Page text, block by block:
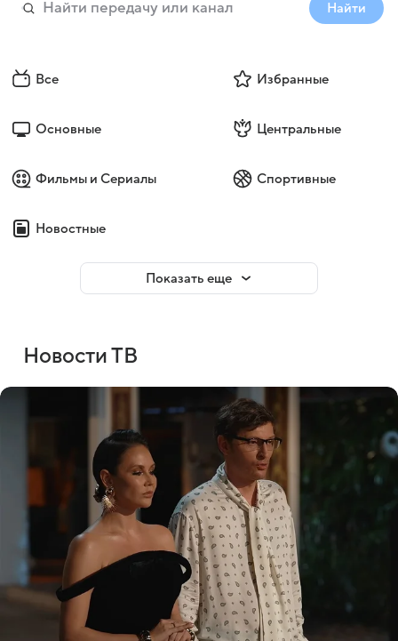
Найти
Все Избранные
Основные Центральные
Фильмы и Сериалы Спортивные
Новостные
Показать еще
Новости ТВ